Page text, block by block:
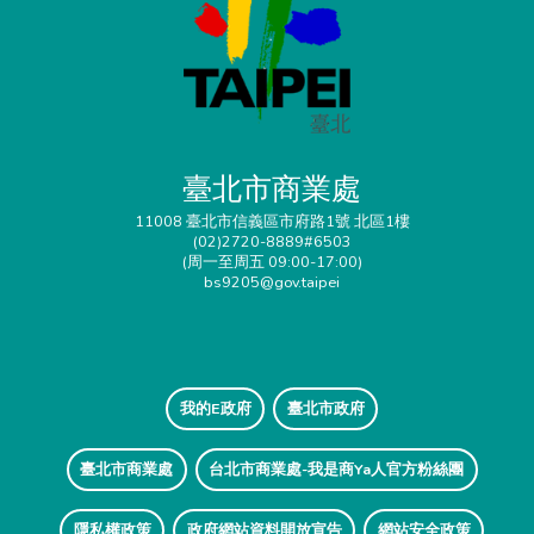
臺北市商業處
11008 臺北市信義區市府路1號 北區1樓
(02)2720-8889#6503
(周一至周五 09:00-17:00)
bs9205@gov.taipei
我的E政府 臺北市政府
臺北市商業處 台北市商業處-我是商Ya人官方粉絲團